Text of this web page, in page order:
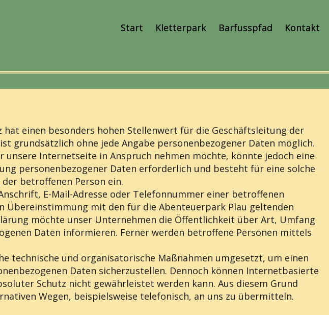
Start Kletterpark Barfusspfad Kontakt
einen besonders hohen Stellenwert für die Geschäftsleitung der
grundsätzlich ohne jede Angabe personenbezogener Daten möglich.
Internetseite in Anspruch nehmen möchte, könnte jedoch eine
personenbezogener Daten erforderlich und besteht für eine solche
betroffenen Person ein.
E-Mail-Adresse oder Telefonnummer einer betroffenen
mit den für die Abenteuerpark Plau geltenden
möchte unser Unternehmen die Öffentlichkeit über Art, Umfang
Daten informieren. Ferner werden betroffene Personen mittels
technische und organisatorische Maßnahmen umgesetzt, um einen
Daten sicherzustellen. Dennoch können Internetbasierte
Schutz nicht gewährleistet werden kann. Aus diesem Grund
Wegen, beispielsweise telefonisch, an uns zu übermitteln.